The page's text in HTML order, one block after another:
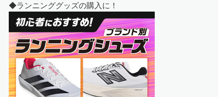
◆ランニンググッズの購入に！